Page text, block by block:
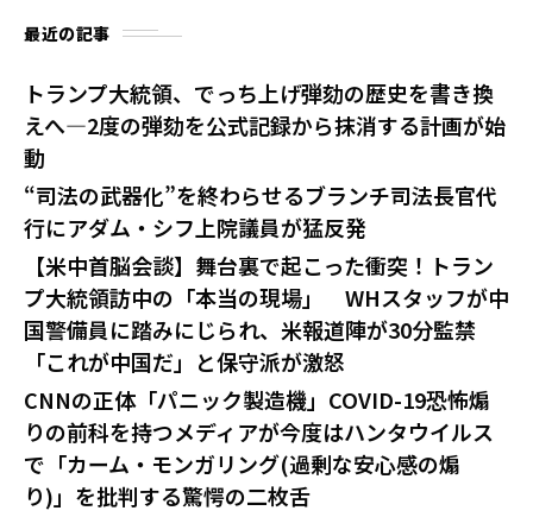
最近の記事
トランプ大統領、でっち上げ弾劾の歴史を書き換
えへ—2度の弾劾を公式記録から抹消する計画が始
動
“司法の武器化”を終わらせるブランチ司法長官代
行にアダム・シフ上院議員が猛反発
【米中首脳会談】舞台裏で起こった衝突！トラン
プ大統領訪中の「本当の現場」 WHスタッフが中
国警備員に踏みにじられ、米報道陣が30分監禁
「これが中国だ」と保守派が激怒
CNNの正体「パニック製造機」COVID-19恐怖煽
りの前科を持つメディアが今度はハンタウイルス
で「カーム・モンガリング(過剰な安心感の煽
り)」を批判する驚愕の二枚舌